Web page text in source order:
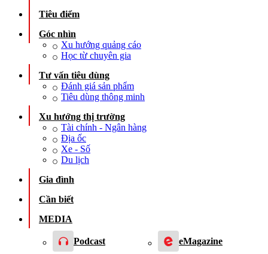
Tiêu điểm
Góc nhìn
Xu hướng quảng cáo
Học từ chuyên gia
Tư vấn tiêu dùng
Đánh giá sản phẩm
Tiêu dùng thông minh
Xu hướng thị trường
Tài chính - Ngân hàng
Địa ốc
Xe - Số
Du lịch
Gia đình
Cần biết
MEDIA
Podcast eMagazine